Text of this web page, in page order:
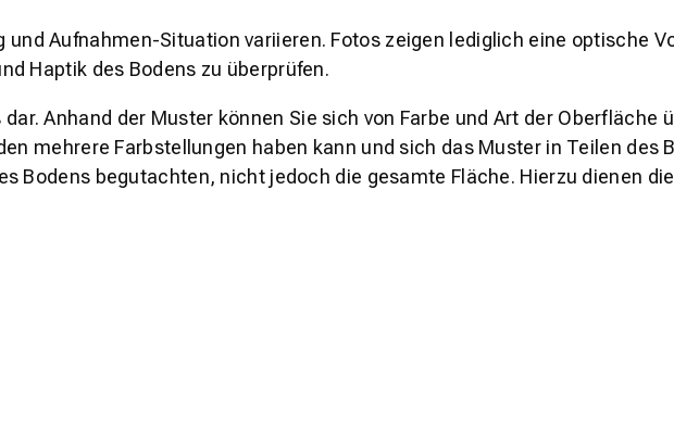
Aufnahmen-Situation variieren. Fotos zeigen lediglich eine optische
Haptik des Bodens zu überprüfen.
Anhand der Muster können Sie sich von Farbe und Art der Oberfläche
mehrere Farbstellungen haben kann und sich das Muster in Teilen des
Bodens begutachten, nicht jedoch die gesamte Fläche. Hierzu dienen